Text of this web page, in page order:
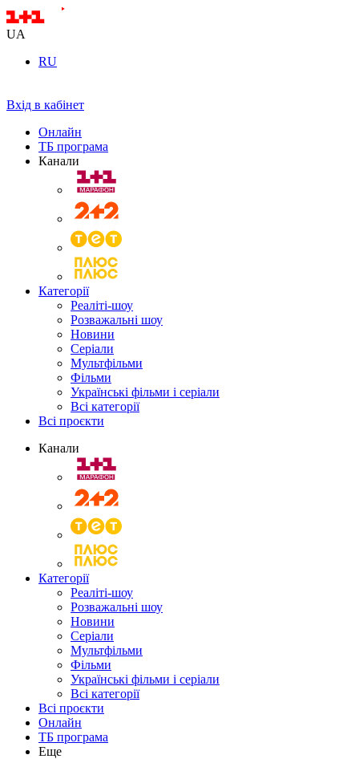
UA
RU
Вхід в кабінет
Онлайн
ТБ програма
Канали
Категорії
Реаліті-шоу
Розважальні шоу
Новини
Серіали
Мультфільми
Фільми
Українські фільми і серіали
Всі категорії
Всі проєкти
Канали
Категорії
Реаліті-шоу
Розважальні шоу
Новини
Серіали
Мультфільми
Фільми
Українські фільми і серіали
Всі категорії
Всі проєкти
Онлайн
ТБ програма
Еще